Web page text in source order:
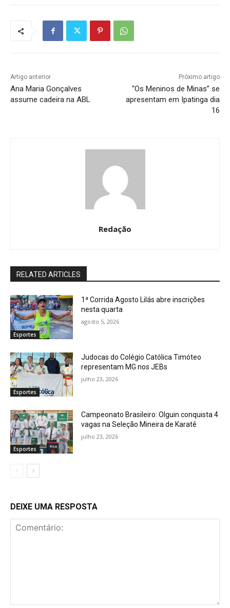
Artigo anterior
Ana Maria Gonçalves
assume cadeira na ABL
Próximo artigo
“Os Meninos de Minas” se
apresentam em Ipatinga dia
16
Redação
RELATED ARTICLES
Esportes
1ª Corrida Agosto Lilás abre inscrições
nesta quarta
agosto 5, 2026
Esportes
Judocas do Colégio Católica Timóteo
representam MG nos JEBs
julho 23, 2026
Esportes
Campeonato Brasileiro: Olguin conquista 4
vagas na Seleção Mineira de Karatê
julho 23, 2026
DEIXE UMA RESPOSTA